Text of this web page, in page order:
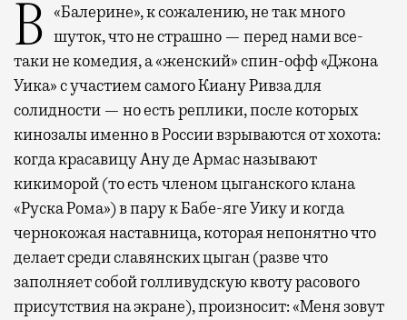
В «Балерине», к сожалению, не так много шуток, что не страшно — перед нами все-
таки не комедия, а «женский» спин-офф «Джона
Уика» с участием самого Киану Ривза для
солидности — но есть реплики, после которых
кинозалы именно в России взрываются от хохота:
когда красавицу Ану де Армас называют
кикиморой (то есть членом цыганского клана
«Руска Рома») в пару к Бабе-яге Уику и когда
чернокожая наставница, которая непонятно что
делает среди славянских цыган (разве что
заполняет собой голливудскую квоту расового
присутствия на экране), произносит: «Меня зовут